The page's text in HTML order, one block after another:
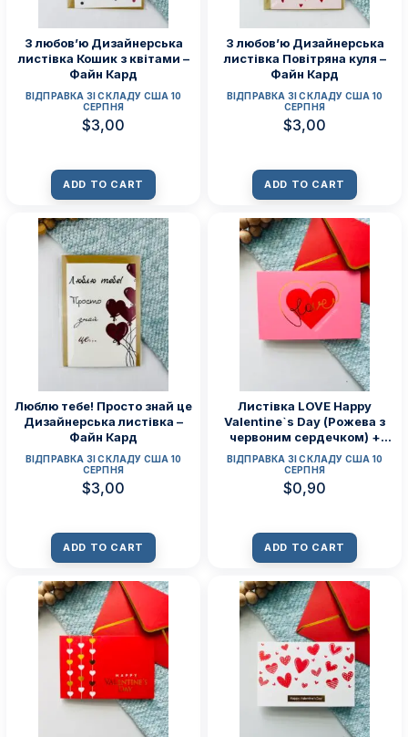
З любов’ю Дизайнерська
листівка Кошик з квітами –
Файн Кард
ВІДПРАВКА ЗІ СКЛАДУ США 10
СЕРПНЯ
$3,00
ADD TO CART
З любов’ю Дизайнерська
листівка Повітряна куля –
Файн Кард
ВІДПРАВКА ЗІ СКЛАДУ США 10
СЕРПНЯ
$3,00
ADD TO CART
Люблю тебе! Просто знай це
Дизайнерська листівка –
Файн Кард
ВІДПРАВКА ЗІ СКЛАДУ США 10
СЕРПНЯ
$3,00
ADD TO CART
Листівка LOVE Happy
Valentine`s Day (Рожева з
червоним сердечком) +
конверт
ВІДПРАВКА ЗІ СКЛАДУ США 10
СЕРПНЯ
$0,90
ADD TO CART